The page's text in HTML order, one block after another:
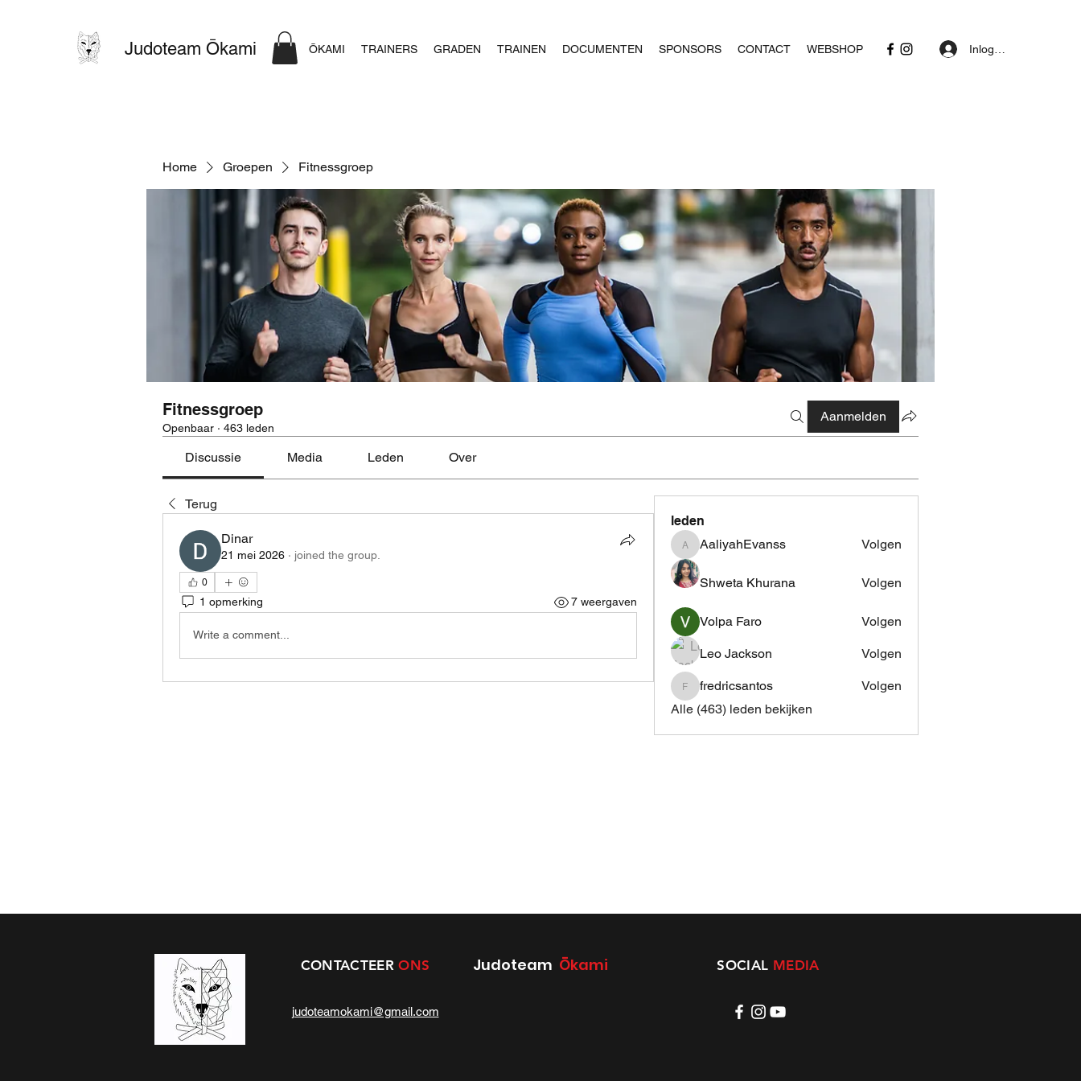
Judoteam Ōkami ŌKAMI TRAINERS GRADEN TRAINEN DOCUMENTEN SPONSORS CONTACT WEBSHOP Inloggen
Home Groepen Fitnessgroep
Fitnessgroep
Openbaar · 463 leden
Aanmelden
Discussie Media Leden Over
Terug
Dinar
21 mei 2026 · joined the group.
0
1 opmerking 7 weergaven
Write a comment...
leden
AaliyahEvanss
AaliyahEvanss Volgen
Shweta Khurana Volgen
Volpa Faro Volgen
Leo Jackson Volgen
fredricsantos
fredricsantos
Volgen
Alle (463) leden bekijken
Judoteam Ōkami
CONTACTEERONS SOCIAL MEDIA
judoteamokami@gmail.com